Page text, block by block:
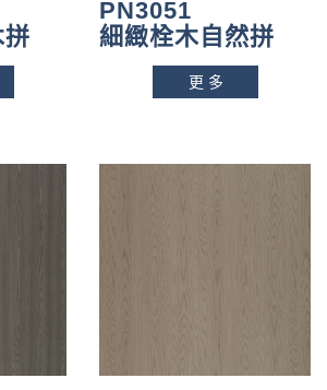
PN3051
細緻栓木自然拼
更多